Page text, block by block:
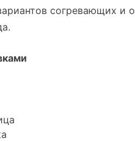
согревающих и